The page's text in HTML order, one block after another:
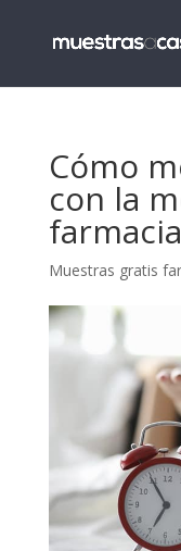
Cómo
con la
farmacia
Muestras gratis